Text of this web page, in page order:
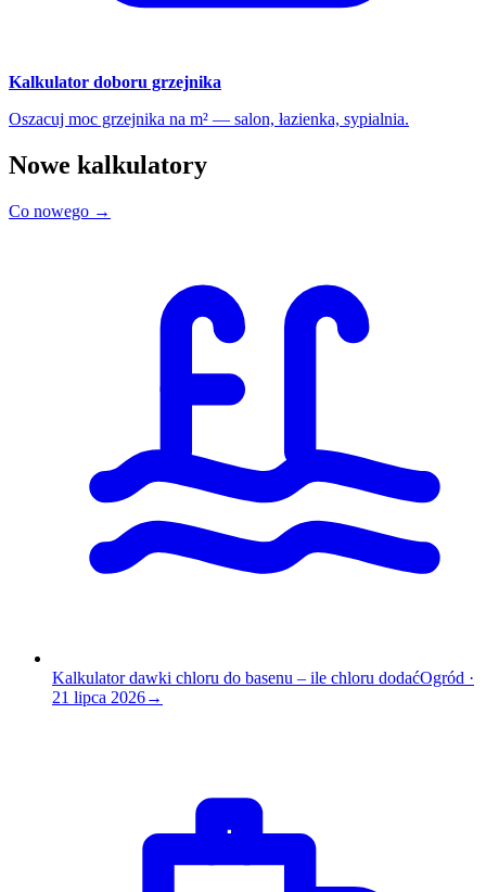
Kalkulator doboru grzejnika
Oszacuj moc grzejnika na m² — salon, łazienka, sypialnia.
Nowe kalkulatory
Co nowego →
Kalkulator dawki chloru do basenu – ile chloru dodaćOgród ·
21 lipca 2026→